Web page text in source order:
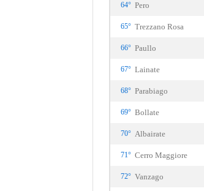
64° Pero
65° Trezzano Rosa
66° Paullo
67° Lainate
68° Parabiago
69° Bollate
70° Albairate
71° Cerro Maggiore
72° Vanzago